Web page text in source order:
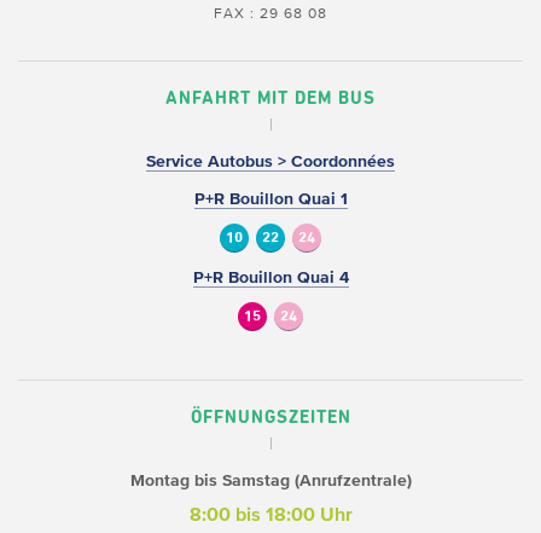
FAX : 29 68 08
ANFAHRT MIT DEM BUS
Service Autobus > Coordonnées
P+R Bouillon Quai 1
10 22 24
P+R Bouillon Quai 4
15 24
ÖFFNUNGSZEITEN
Montag bis Samstag (Anrufzentrale)
8:00 bis 18:00 Uhr